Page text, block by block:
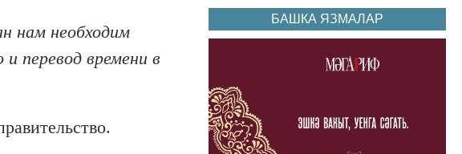
нам необходим
перевод времени в
БАШКА ЯЗМАЛАР